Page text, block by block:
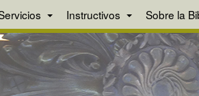
Instructivos Sobre la